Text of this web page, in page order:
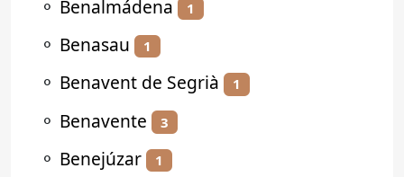
⚬ Benalmádena 1
⚬ Benasau 1
⚬ Benavent de Segrià 1
⚬ Benavente 3
⚬ Benejúzar 1